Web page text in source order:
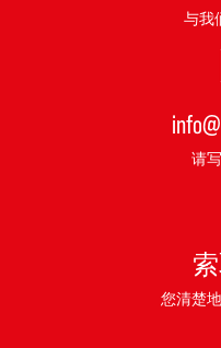
与我
请
您清楚